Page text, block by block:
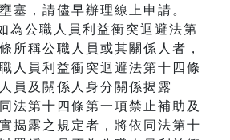
塞，請儘早辦理線上申請。
為公職人員利益衝突迴避法第
所稱公職人員或其關係人者，
人員利益衝突迴避法第十四條
員及關係人身分關係揭露
法第十四條第一項禁止補助及
揭露之規定者，將依同法第十